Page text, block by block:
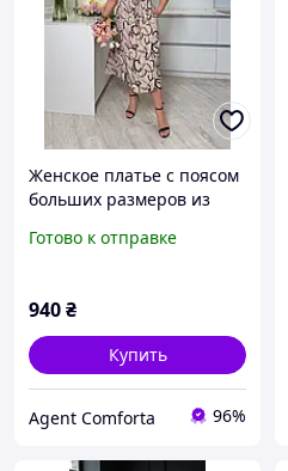
Женское платье с поясом
больших размеров из
54-56; 58-60.
Готово к отправке
940₴
Купить
Agent Comforta 96%